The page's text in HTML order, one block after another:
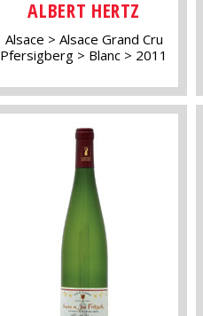
ALBERT HERTZ
Alsace
Alsace Grand Cru
Pfersigberg
Blanc 2011